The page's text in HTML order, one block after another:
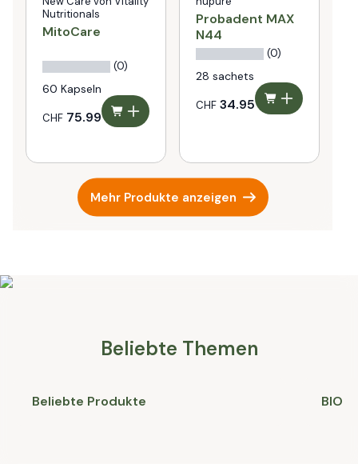
Nutritionals
MitoCare
(0)
60 Kapseln
CHF 75.99
Probadent MAX
N44
(0)
28 sachets
CHF 34.95
Mehr Produkte anzeigen
Beliebte Themen
Beliebte Produkte BIO